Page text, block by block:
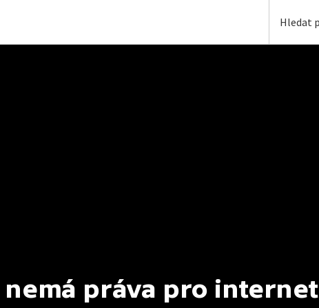
nemá práva pro internet